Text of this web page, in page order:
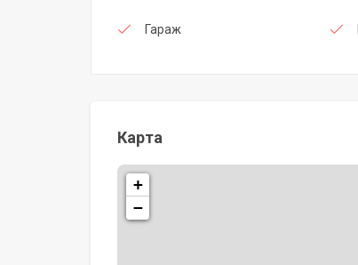
Гараж
Карта
+
−